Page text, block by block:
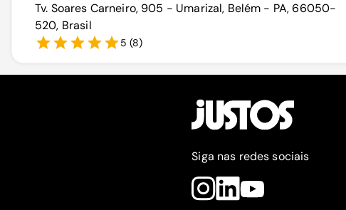
Tv. Soares Carneiro, 905 - Umarizal, Belém - PA, 66050-
520, Brasil
5 (8)
Siga nas redes sociais